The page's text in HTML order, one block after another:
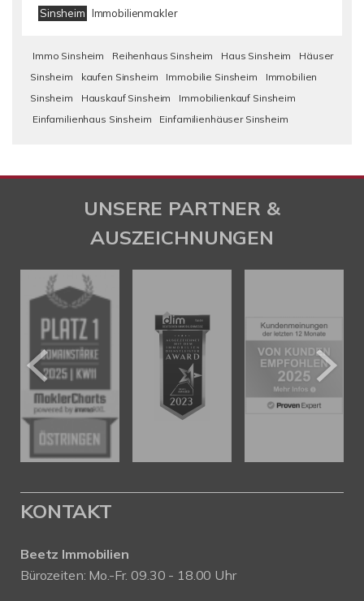
Sinsheim Immobilienmakler
Immo Sinsheim Reihenhaus Sinsheim Haus Sinsheim
Häuser
Sinsheim
kaufen Sinsheim Immobilie Sinsheim
Immobilien
Sinsheim
Hauskauf Sinsheim
Immobilienkauf Sinsheim
Einfamilienhaus Sinsheim
Einfamilienhäuser Sinsheim
UNSERE PARTNER &
AUSZEICHNUNGEN
KONTAKT
Beetz Immobilien
Bürozeiten: Mo.-Fr. 09.30 - 18.00 Uhr